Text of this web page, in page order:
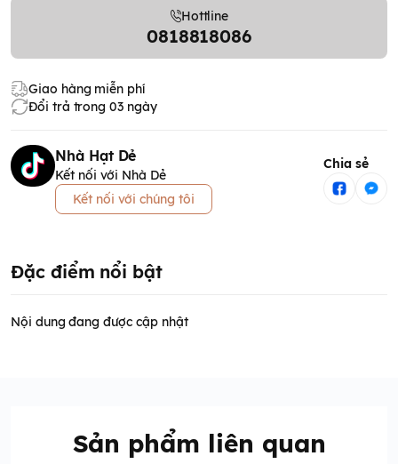
Hottline
0818818086
Giao hàng miễn phí
Đổi trả trong 03 ngày
Nhà Hạt Dẻ
Kết nối với Nhà Dẻ
Kết nối với chúng tôi
Chia sẻ
Đặc điểm nổi bật
Nội dung đang được cập nhật
Sản phẩm liên quan